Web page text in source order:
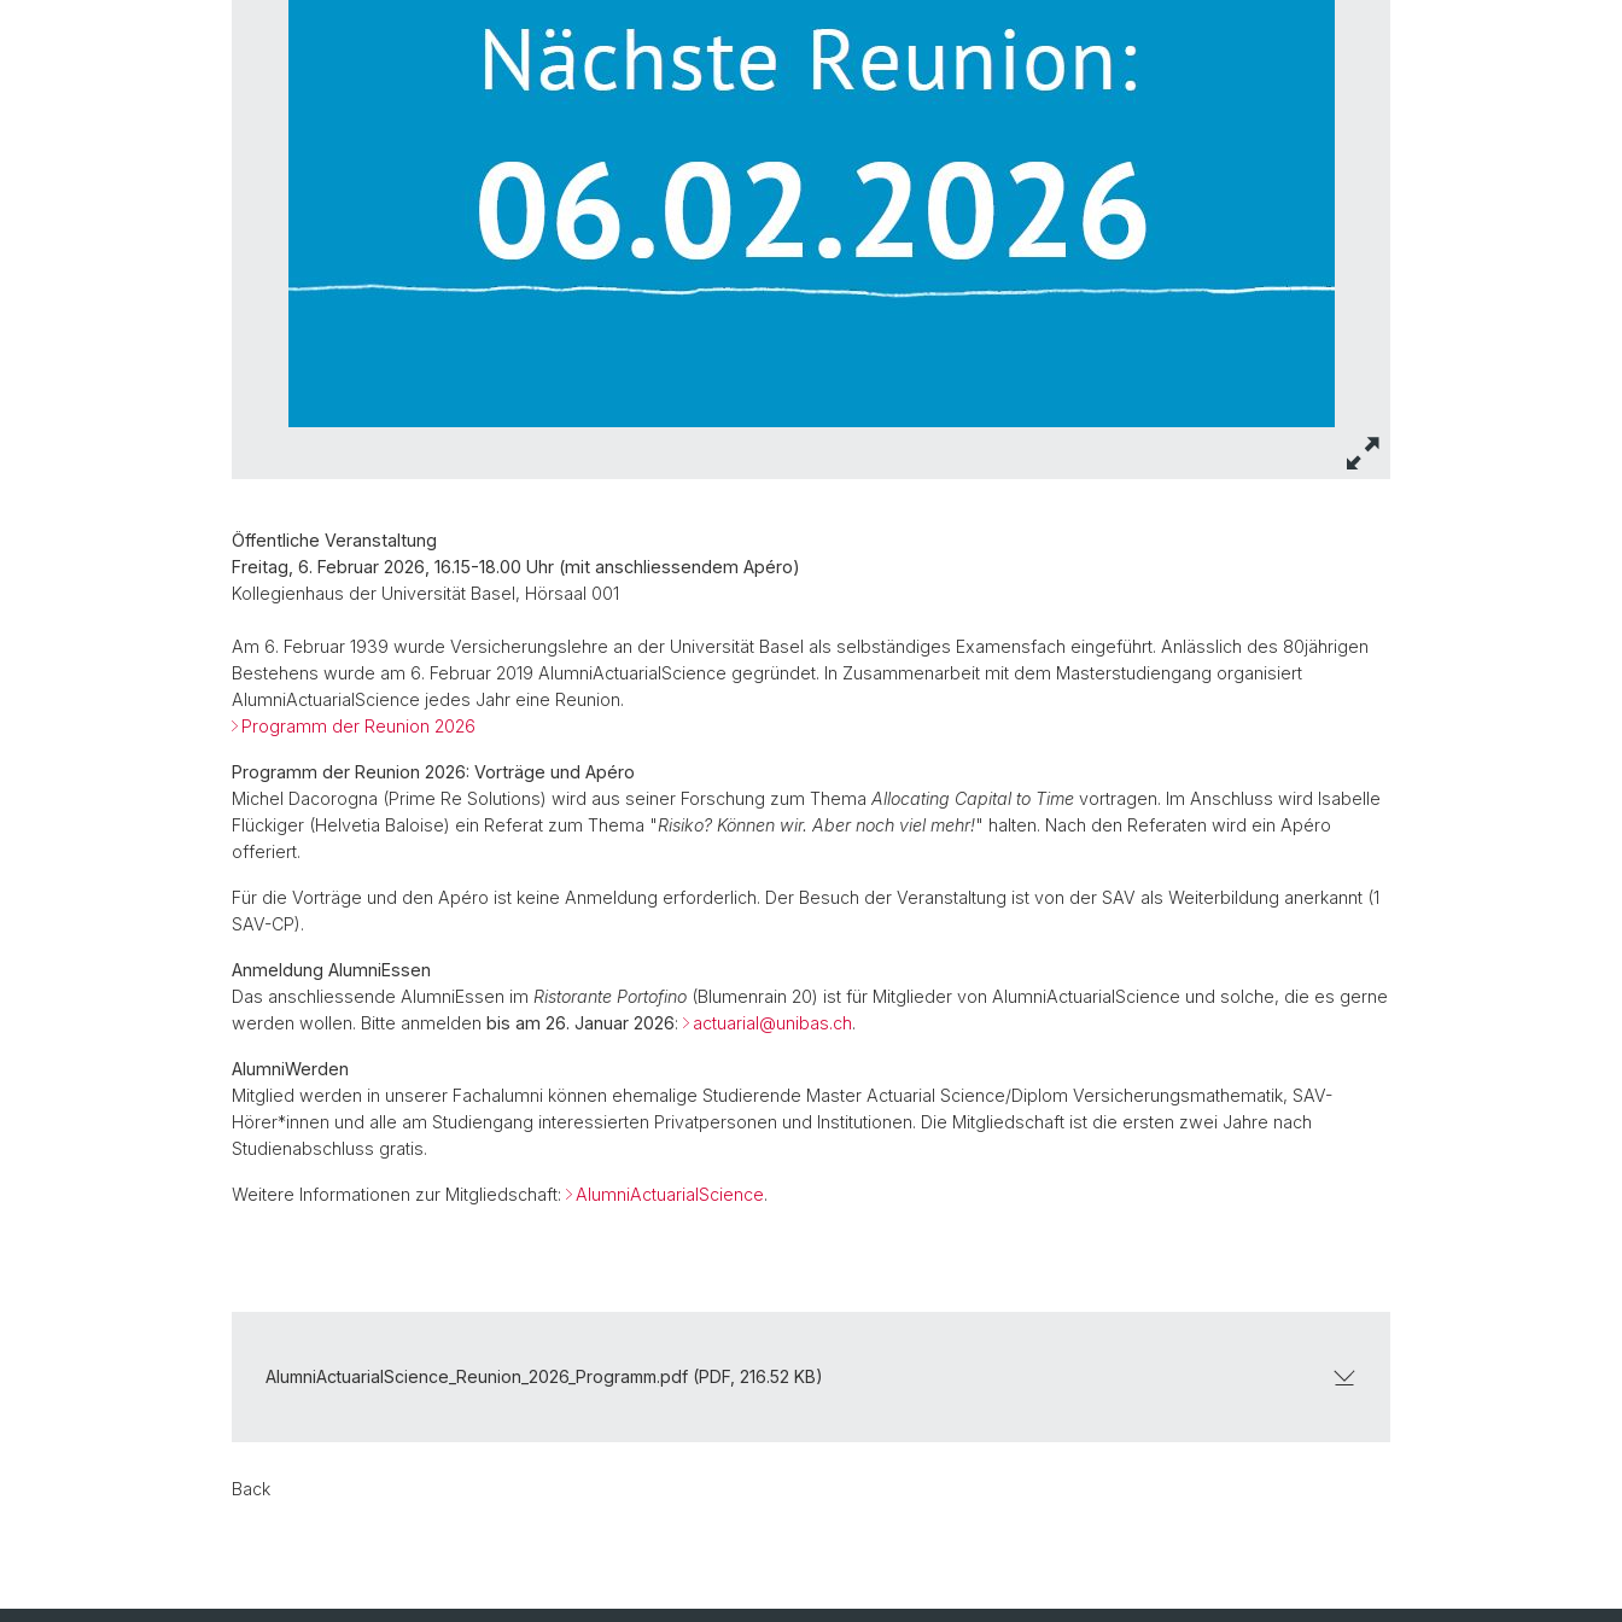
Öffentliche Veranstaltung
Freitag, 6. Februar 2026, 16.15-18.00 Uhr (mit anschliessendem Apéro)
Kollegienhaus der Universität Basel, Hörsaal 001
Am 6. Februar 1939 wurde Versicherungslehre an der Universität Basel als selbständiges Examensfach eingeführt. Anlässlich des 80jährigen
Bestehens wurde am 6. Februar 2019 AlumniActuarialScience gegründet. In Zusammenarbeit mit dem Masterstudiengang organisiert
AlumniActuarialScience jedes Jahr eine Reunion.
Programm der Reunion 2026
Programm der Reunion 2026: Vorträge und Apéro
Michel Dacorogna (Prime Re Solutions) wird aus seiner Forschung zum Thema Allocating Capital to Time vortragen. Im Anschluss wird Isabelle
Flückiger (Helvetia Baloise) ein Referat zum Thema "Risiko? Können wir. Aber noch viel mehr!" halten. Nach den Referaten wird ein Apéro
offeriert.
Für die Vorträge und den Apéro ist keine Anmeldung erforderlich. Der Besuch der Veranstaltung ist von der SAV als Weiterbildung anerkannt (1
SAV-CP).
Anmeldung AlumniEssen
Das anschliessende AlumniEssen im Ristorante Portofino (Blumenrain 20) ist für Mitglieder von AlumniActuarialScience und solche, die es gerne
werden wollen. Bitte anmelden bis am 26. Januar 2026: actuarial@unibas.ch.
AlumniWerden
Mitglied werden in unserer Fachalumni können ehemalige Studierende Master Actuarial Science/Diplom Versicherungsmathematik, SAV-
Hörer*innen und alle am Studiengang interessierten Privatpersonen und Institutionen. Die Mitgliedschaft ist die ersten zwei Jahre nach
Studienabschluss gratis.
Weitere Informationen zur Mitgliedschaft: AlumniActuarialScience.
AlumniActuarialScience_Reunion_2026_Programm.pdf (PDF, 216.52 KB)
Back